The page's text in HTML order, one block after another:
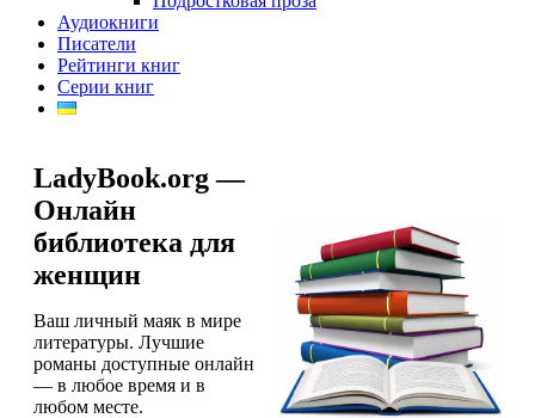
Аудиокниги
Писатели
Рейтинги книг
Серии книг
LadyBook.org —
Онлайн
библиотека для
женщин
Ваш личный маяк в мире
литературы. Лучшие
романы доступные онлайн
— в любое время и в
любом месте.